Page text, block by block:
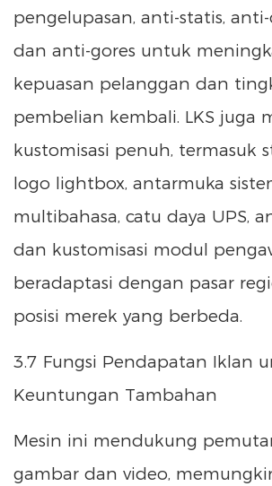
pengelupasan, anti-statis,
dan anti-gores untuk
kepuasan pelanggan dan
pembelian kembali. LKS juga
kustomisasi penuh, termasuk
logo lightbox, antarmuka
multibahasa, catu daya UPS,
dan kustomisasi modul
beradaptasi dengan pasar
posisi merek yang berbeda.
3.7 Fungsi Pendapatan Iklan
Keuntungan Tambahan
Mesin ini mendukung
gambar dan video,